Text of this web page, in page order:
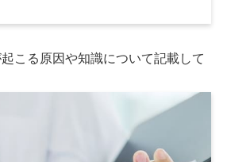
こる原因や知識について記載して